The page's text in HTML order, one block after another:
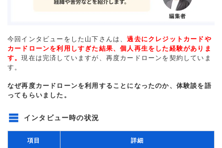
今回インタビューをした山下さんは、過去にクレジットカードや
カードローンを利用しすぎた結果、個人再生をした経験がありま
す。現在は完済していますが、再度カードローンを契約していま
す。
なぜ再度カードローンを利用することになったのか、体験談を語
ってもらいました。
インタビュー時の状況
項目 詳細